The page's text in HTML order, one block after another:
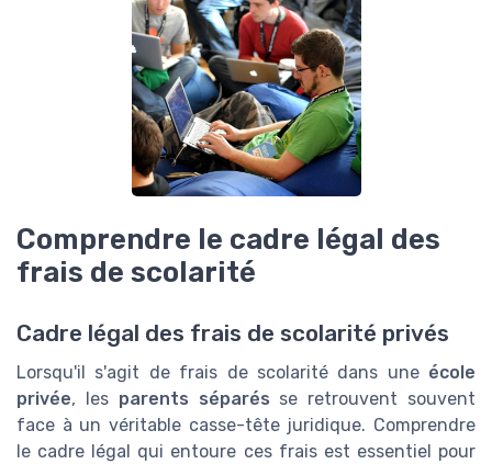
Comprendre le cadre légal des
frais de scolarité
Cadre légal des frais de scolarité privés
Lorsqu'il s'agit de frais de scolarité dans une école
privée, les parents séparés se retrouvent souvent
face à un véritable casse-tête juridique. Comprendre
le cadre légal qui entoure ces frais est essentiel pour